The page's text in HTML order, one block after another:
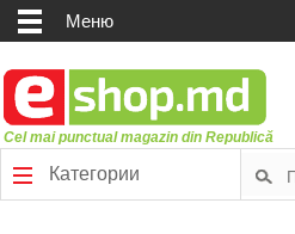
Меню
Cel mai punctual magazin din Republică
Категории